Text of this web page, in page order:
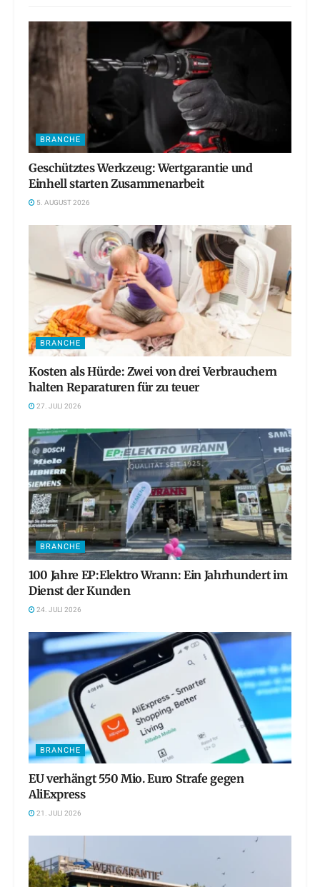
BRANCHE
Geschütztes Werkzeug: Wertgarantie und
Einhell starten Zusammenarbeit
5. AUGUST 2026
BRANCHE
Kosten als Hürde: Zwei von drei Verbrauchern
halten Reparaturen für zu teuer
27. JULI 2026
BRANCHE
100 Jahre EP:Elektro Wrann: Ein Jahrhundert im
Dienst der Kunden
24. JULI 2026
BRANCHE
EU verhängt 550 Mio. Euro Strafe gegen
AliExpress
21. JULI 2026